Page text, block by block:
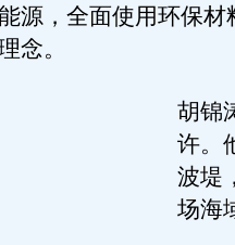
源，全面使用环保材
念。
胡锦
许。
波堤
场海